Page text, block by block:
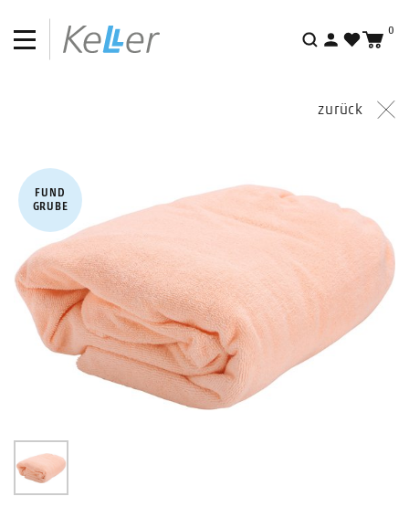
Suche
0
zurück
FUND​
GRUBE
0